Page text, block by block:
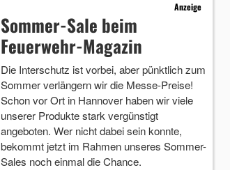
Anzeige
Sommer-Sale beim
Feuerwehr-Magazin
Die Interschutz ist vorbei, aber pünktlich zum
Sommer verlängern wir die Messe-Preise!
Schon vor Ort in Hannover haben wir viele
unserer Produkte stark vergünstigt
angeboten. Wer nicht dabei sein konnte,
bekommt jetzt im Rahmen unseres Sommer-
Sales noch einmal die Chance.